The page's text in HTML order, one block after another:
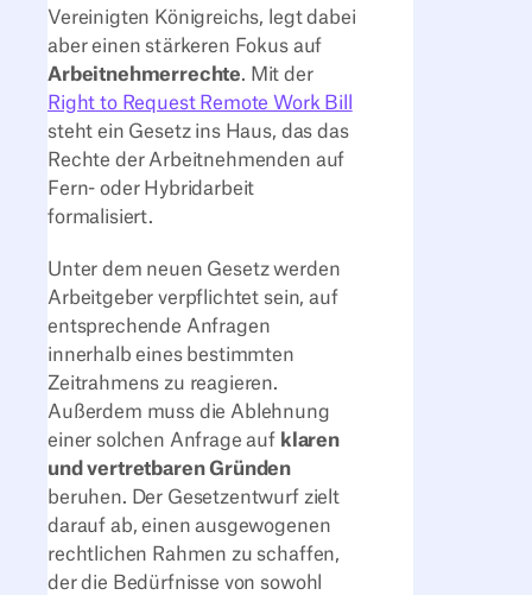
Vereinigten Königreichs, legt dabei
aber einen stärkeren Fokus auf
Arbeitnehmerrechte. Mit der
Right to Request Remote Work Bill
steht ein Gesetz ins Haus, das das
Rechte der Arbeitnehmenden auf
Fern- oder Hybridarbeit
formalisiert.
Unter dem neuen Gesetz werden
Arbeitgeber verpflichtet sein, auf
entsprechende Anfragen
innerhalb eines bestimmten
Zeitrahmens zu reagieren.
Außerdem muss die Ablehnung
einer solchen Anfrage auf klaren
und vertretbaren Gründen
beruhen. Der Gesetzentwurf zielt
darauf ab, einen ausgewogenen
rechtlichen Rahmen zu schaffen,
der die Bedürfnisse von sowohl